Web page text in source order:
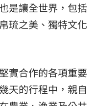
是讓全世界，包括
琉之美、獨特文化
實合作的各項重要
天的行程中，親自